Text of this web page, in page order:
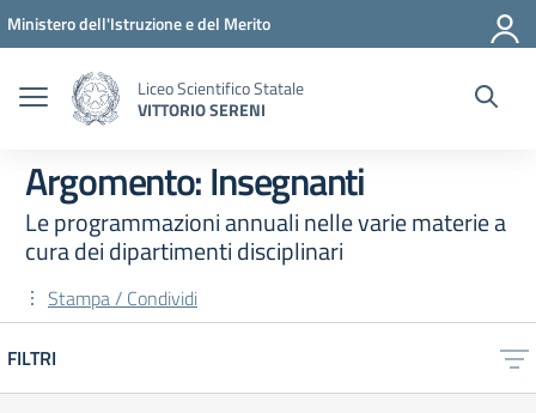
Vai ai contenuti
Vai al menu di navigazione
Vai al footer
Ministero dell'Istruzione e del Merito
Liceo Scientifico Statale
VITTORIO SERENI
Argomento: Insegnanti
Le programmazioni annuali nelle varie materie a
cura dei dipartimenti disciplinari
Stampa / Condividi
FILTRI